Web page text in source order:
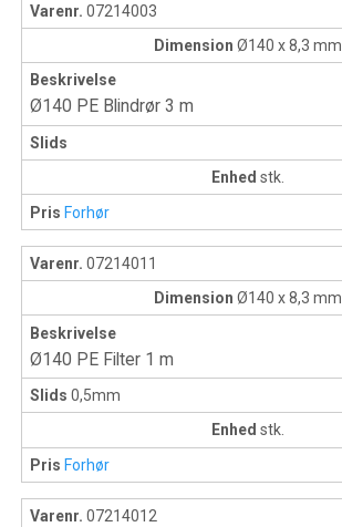
Varenr. 07214003
Dimension Ø140 x 8,3 mm
Beskrivelse
Ø140 PE Blindrør 3 m
Slids
Enhed stk.
Pris Forhør
Varenr. 07214011
Dimension Ø140 x 8,3 mm
Beskrivelse
Ø140 PE Filter 1 m
Slids 0,5mm
Enhed stk.
Pris Forhør
Varenr. 07214012